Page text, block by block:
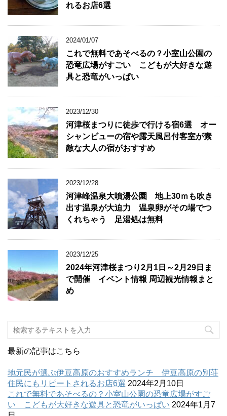
れるお店6選
2024/01/07
これで無料であそべるの？小室山公園の
恐竜広場がすごい こどもが大好きな遊
具と恐竜がいっぱい
2023/12/30
河津桜まつりに徒歩で行ける宿6選 オー
シャンビューの宿や露天風呂付客室が素
敵な大人の宿がおすすめ
2023/12/28
河津峰温泉大噴湯公園 地上30ｍも吹き
出す温泉が大迫力 温泉卵がその場でつ
くれちゃう 足湯処は無料
2023/12/25
2024年河津桜まつり2月1日～2月29日ま
で開催 イベント情報 周辺観光情報まと
め
最新の記事はこちら
地元民が選ぶ伊豆高原のおすすめランチ 伊豆高原の別荘
住民にもリピートされるお店6選 2024年2月10日
これで無料であそべるの？小室山公園の恐竜広場がすご
い こどもが大好きな遊具と恐竜がいっぱい 2024年1月7